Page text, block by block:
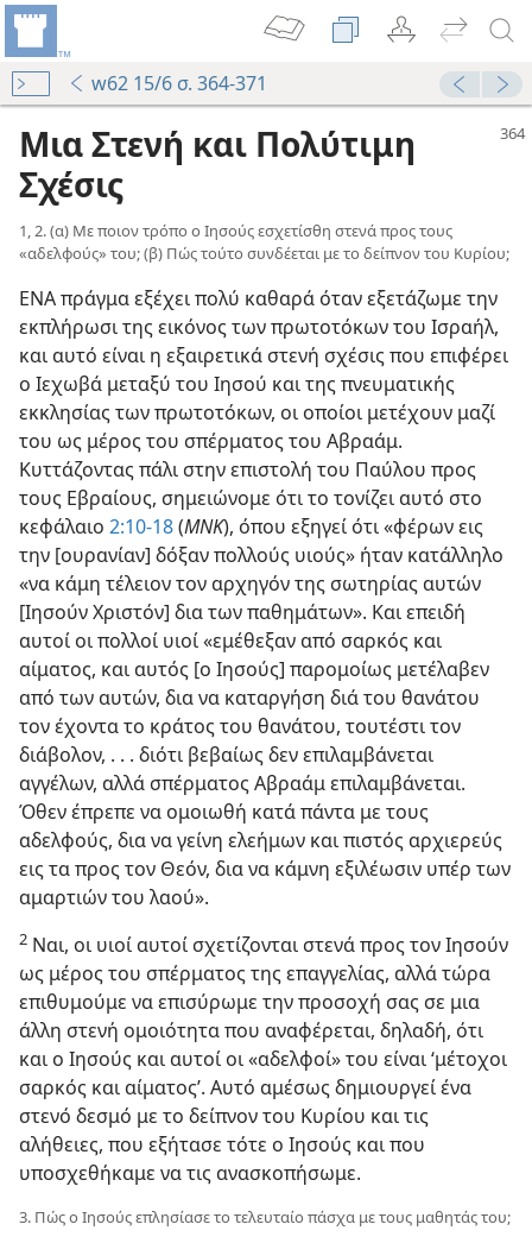
w62 15/6 σ. 364-371
Μια Στενή και Πολύτιμη
Σχέσις
1, 2. (α) Με ποιον τρόπο ο Ιησούς εσχετίσθη στενά προς τους
«αδελφούς» του; (β) Πώς τούτο συνδέεται με το δείπνον του Κυρίου;
ΕΝΑ πράγμα εξέχει πολύ καθαρά όταν εξετάζωμε την
εκπλήρωσι της εικόνος των πρωτοτόκων του Ισραήλ,
και αυτό είναι η εξαιρετικά στενή σχέσις που επιφέρει
ο Ιεχωβά μεταξύ του Ιησού και της πνευματικής
εκκλησίας των πρωτοτόκων, οι οποίοι μετέχουν μαζί
του ως μέρος του σπέρματος του Αβραάμ.
Κυττάζοντας πάλι στην επιστολή του Παύλου προς
τους Εβραίους, σημειώνομε ότι το τονίζει αυτό στο
κεφάλαιο 2:10-18(ΜΝΚ), όπου εξηγεί ότι «φέρων εις
την [ουρανίαν] δόξαν πολλούς υιούς» ήταν κατάλληλο
«να κάμη τέλειον τον αρχηγόν της σωτηρίας αυτών
[Ιησούν Χριστόν] δια των παθημάτων». Και επειδή
αυτοί οι πολλοί υιοί «εμέθεξαν από σαρκός και
αίματος, και αυτός [ο Ιησούς] παρομοίως μετέλαβεν
από των αυτών, δια να καταργήση διά του θανάτου
τον έχοντα το κράτος του θανάτου, τουτέστι τον
διάβολον, . . . διότι βεβαίως δεν επιλαμβάνεται
αγγέλων, αλλά σπέρματος Αβραάμ επιλαμβάνεται.
Όθεν έπρεπε να ομοιωθή κατά πάντα με τους
αδελφούς, δια να γείνη ελεήμων και πιστός αρχιερεύς
εις τα προς τον Θεόν, δια να κάμνη εξιλέωσιν υπέρ των
αμαρτιών του λαού».
2 Ναι, οι υιοί αυτοί σχετίζονται στενά προς τον Ιησούν
ως μέρος του σπέρματος της επαγγελίας, αλλά τώρα
επιθυμούμε να επισύρωμε την προσοχή σας σε μια
άλλη στενή ομοιότητα που αναφέρεται, δηλαδή, ότι
και ο Ιησούς και αυτοί οι «αδελφοί» του είναι ‘μέτοχοι
σαρκός και αίματος’. Αυτό αμέσως δημιουργεί ένα
στενό δεσμό με το δείπνον του Κυρίου και τις
αλήθειες, που εξήτασε τότε ο Ιησούς και που
υποσχεθήκαμε να τις ανασκοπήσωμε.
3. Πώς ο Ιησούς επλησίασε το τελευταίο πάσχα με τους μαθητάς του;